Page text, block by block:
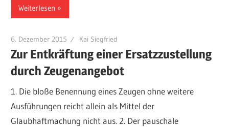
Weiterlesen
6. Dezember 2015 Kai Siegfried
Zur Entkräftung einer Ersatzzustellung
durch Zeugenangebot
1. Die bloße Benennung eines Zeugen ohne weitere
Ausführungen reicht allein als Mittel der
Glaubhaftmachung nicht aus. 2. Der pauschale